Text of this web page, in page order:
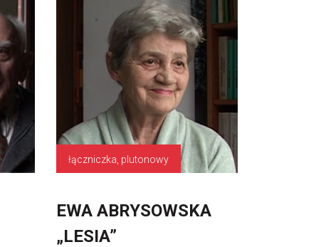
łączniczka, plutonowy
EWA ABRYSOWSKA
„LESIA”